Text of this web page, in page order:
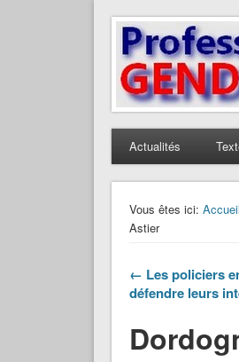
Le journal des
Actualités
Vous êtes ici: Accueil
Astier
← Les policiers
défendre leurs